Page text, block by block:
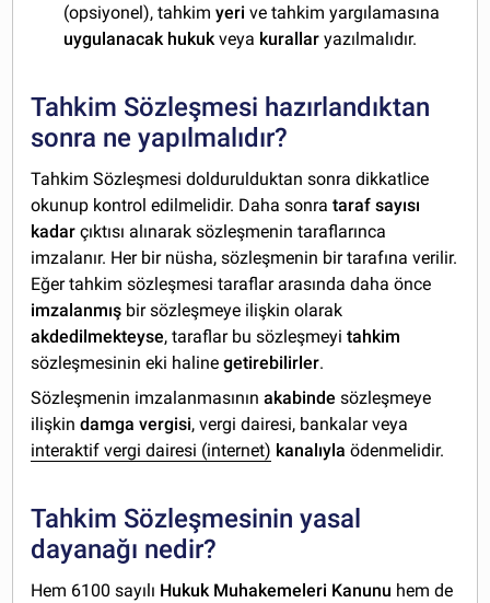
(opsiyonel), tahkimyeri ve tahkim yargılamasına
uygulanacak hukukveya kurallar yazılmalıdır.
Tahkim Sözleşmesi hazırlandıktan
sonra ne yapılmalıdır?
Tahkim Sözleşmesi doldurulduktan sonra dikkatlice
okunup kontrol edilmelidir. Daha sonrataraf sayısı
kadar çıktısı alınarak sözleşmenin taraflarınca
imzalanır. Her bir nüsha, sözleşmenin bir tarafına verilir.
Eğer tahkim sözleşmesi taraflar arasında daha önce
imzalanmış bir sözleşmeye ilişkin olarak
akdedilmekteyse, taraflar bu sözleşmeyitahkim
sözleşmesinin eki halinegetirebilirler.
Sözleşmenin imzalanmasınınakabinde sözleşmeye
ilişkindamga vergisi, vergi dairesi, bankalar veya
interaktif vergi dairesi (internet) kanalıyla ödenmelidir.
Tahkim Sözleşmesinin yasal
dayanağı nedir?
Hem 6100 sayılı Hukuk Muhakemeleri Kanunu hem de